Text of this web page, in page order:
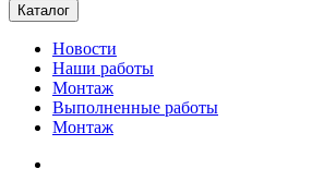
Каталог
Новости
Наши работы
Монтаж
Выполненные работы
Монтаж